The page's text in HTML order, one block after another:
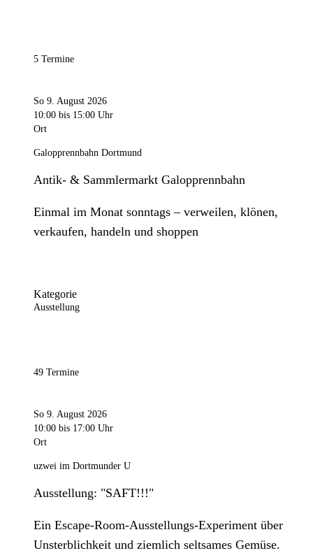
5 Termine
So 9. August 2026
10:00 bis 15:00 Uhr
Ort
Galopprennbahn Dortmund
Antik- & Sammlermarkt Galopprennbahn
Einmal im Monat sonntags – verweilen, klönen,
verkaufen, handeln und shoppen
Kategorie
Ausstellung
49 Termine
So 9. August 2026
10:00 bis 17:00 Uhr
Ort
uzwei im Dortmunder U
Ausstellung: "SAFT!!!"
Ein Escape-Room-Ausstellungs-Experiment über
Unsterblichkeit und ziemlich seltsames Gemüse.